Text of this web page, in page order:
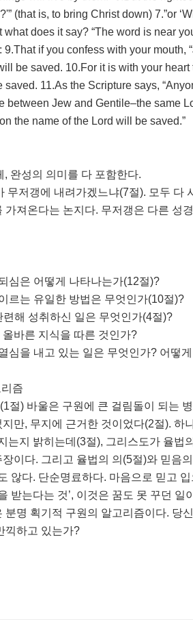
(that is, to bring Christ down) 7.”or
does it say? “The word is near
if you confess with your mouth,
be saved. 10.For it is with your
11.As the Scripture says,
between Jew and Gentile–the same
the name of the Lord will be saved.”
, 완성의 의미를 다 포함한다.
무저갱에 내려가겠느냐(7절). 모두 다
져온다는 논지다. 무저갱은 다른 성
심은 어떻게 나타나는가(12절)?
르는 유일한 방법은 무엇인가(10절)?
해 성취하신 일은 무엇인가(4절)?
바른 지식을 따른 것인가?
심을 내고 있는 일은 무엇인가? 어떻
즘
절) 바울은 구원에 큰 걸림돌이 되는
만, 무지에 근거한 것이었다(2절). 하
는지 밝히는데(3절), 그리스도가 율법
이다. 그리고 율법의 의(5절)와 믿음
않다. 단순명료하다. 마음으로 믿고
받는다는 것’, 이것은 꿈도 못 꾸던
명 획기적 구원의 알고리즘이다. 당
끽하고 있는가?